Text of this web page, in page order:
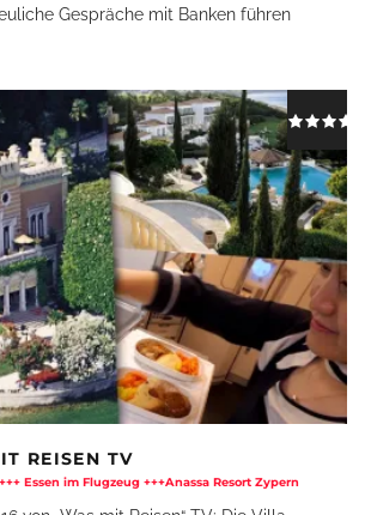
Gespräche mit Banken führen
REISEN TV
Essen im Flugzeug +++Anassa Resort Zypern